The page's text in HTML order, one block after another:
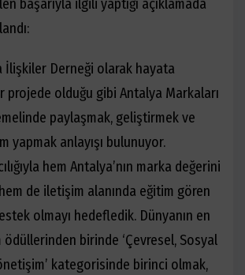
başarıyla ilgili yaptığı açıklamada
İlişkiler Derneği olarak hayata
projede olduğu gibi Antalya Markaları
paylaşmak, geliştirmek ve
yapmak anlayışı bulunuyor.
hem Antalya’nın marka değerini
de iletişim alanında eğitim gören
olmayı hedefledik. Dünyanın en
birinde ‘Çevresel, Sosyal
kategorisinde birinci olmak,